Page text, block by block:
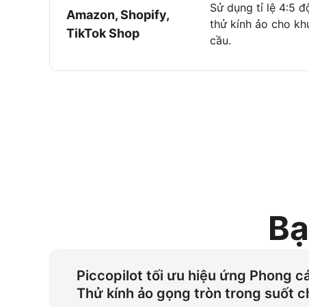
Amazon, Shopify,
TikTok Shop
Sử dụng tỉ lệ 4:5
thử kính ảo cho
cầu.
Piccopilot tối ưu hiệu ứng Phong
Thử kính ảo gọng tròn trong suốt